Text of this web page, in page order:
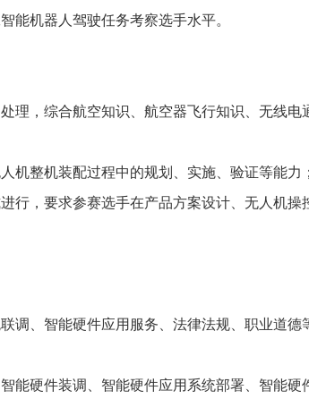
能机器人驾驶任务考察选手水平。
，综合航空知识、航空器飞行知识、无线电
整机装配过程中的规划、实施、验证等能力
，要求参赛选手在产品方案设计、无人机操
、智能硬件应用服务、法律法规、职业道德
硬件装调、智能硬件应用系统部署、智能硬